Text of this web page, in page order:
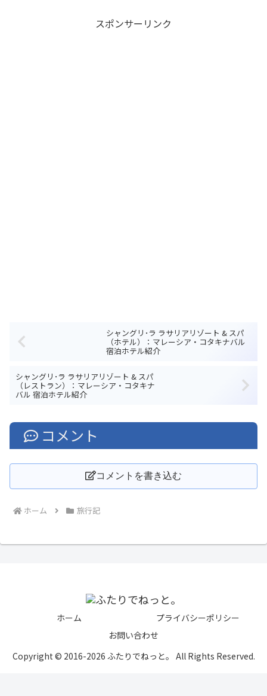
で約45分、さらにフェリーで10
で約45分、さらにフェリーで10
分ほどのホ...
スポンサーリンク
シャングリ･ラ ラサリアリゾート & スパ
（ホテル）：マレーシア・コタキナバル
宿泊ホテル紹介
シャングリ･ラ ラサリアリゾート & スパ
（レストラン）：マレーシア・コタキナ
バル 宿泊ホテル紹介
コメント
コメントを書き込む
ホーム 旅行記
ホーム
プライバシーポリシー
お問い合わせ
Copyright © 2016-2026 ふたりでねっと。 All Rights Reserved.